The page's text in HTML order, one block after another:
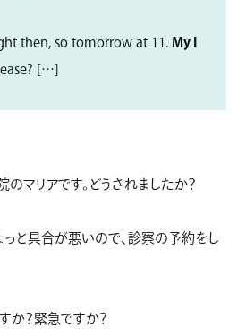
then, so tomorrow at 11.My I
[…]
のマリアです。どうされましたか？
っと具合が悪いので、診察の予約をし
か？緊急ですか？